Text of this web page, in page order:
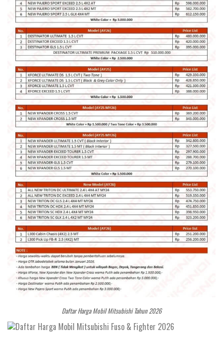
Daftar Harga Mobil Mitsubishi Tahun 2026